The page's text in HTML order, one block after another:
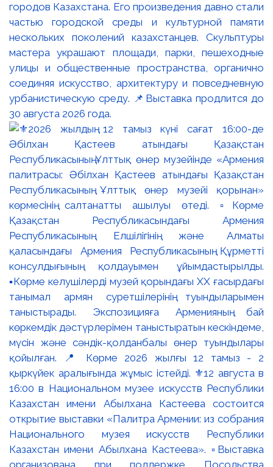
городов Казахстана. Его произведения давно стали
частью городской среды и культурной памяти
нескольких поколений казахстанцев. Скульптуры
мастера украшают площади, парки, пешеходные
улицы и общественные пространства, органично
соединяя искусство, архитектуру и повседневную
урбанистическую среду. 📌Выставка продлится до
30 августа 2026 года.